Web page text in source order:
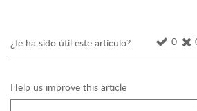
¿Te ha sido útil este artículo? 0
Help us improve this article